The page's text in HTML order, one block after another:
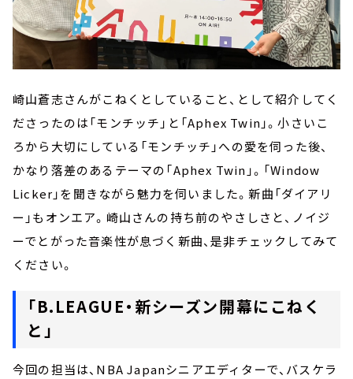
崎山蒼志さんがこねくとしていること、として紹介してく
ださったのは「モンチッチ」と「Aphex Twin」。小さいこ
ろから大切にしている「モンチッチ」への愛を伺った後、
かなり落差のあるテーマの「Aphex Twin」。「Window
Licker」を聞きながら魅力を伺いました。新曲「ダイアリ
ー」もオンエア。崎山さんの持ち前のやさしさと、ノイジ
ーでとがった音楽性が息づく新曲、是非チェックしてみて
ください。
「B.LEAGUE・新シーズン開幕にこねく
と」
今回の担当は、NBA Japanシニアエディターで、バスケラ